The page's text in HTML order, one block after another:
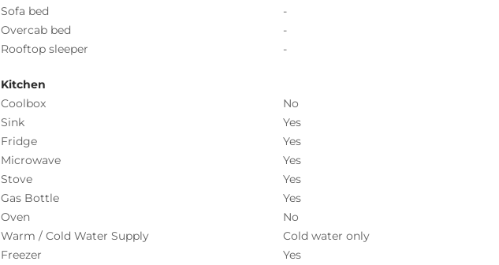
Sofa bed
-
Overcab bed
-
Rooftop sleeper
-
Kitchen
Coolbox
No
Sink
Yes
Fridge
Yes
Microwave
Yes
Stove
Yes
Gas Bottle
Yes
Oven
No
Warm / Cold Water Supply
Cold water only
Freezer
Yes